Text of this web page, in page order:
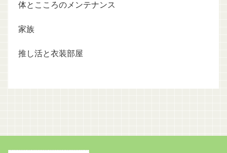
体とこころのメンテナンス
家族
推し活と衣装部屋